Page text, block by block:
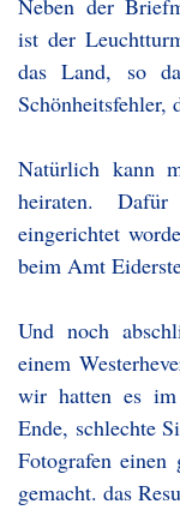
Neben der
ist der
das Land, so
Schönheitsfehler,
Natürlich kann
heiraten.
eingerichtet
beim Amt
Und noch
einem
wir hatten es
Ende, schlechte
Fotografen
gemacht. das